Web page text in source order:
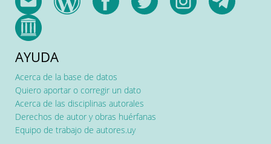
AYUDA
Acerca de la base de datos
Quiero aportar o corregir un dato
Acerca de las disciplinas autorales
Derechos de autor y obras huérfanas
Equipo de trabajo de autores.uy